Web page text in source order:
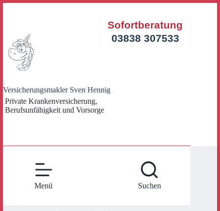
Versicherungsmakler Sven Hennig
Private Krankenversicherung,
Berufsunfähigkeit und Vorsorge
Sofortberatung
03838 307533
Menü Suchen